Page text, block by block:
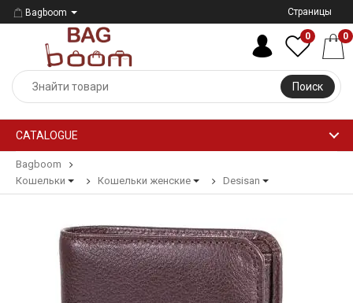
Bagboom Страницы
Поиск
0 0
CATALOGUE
Bagboom
Кошельки
Кошельки женские Desisan